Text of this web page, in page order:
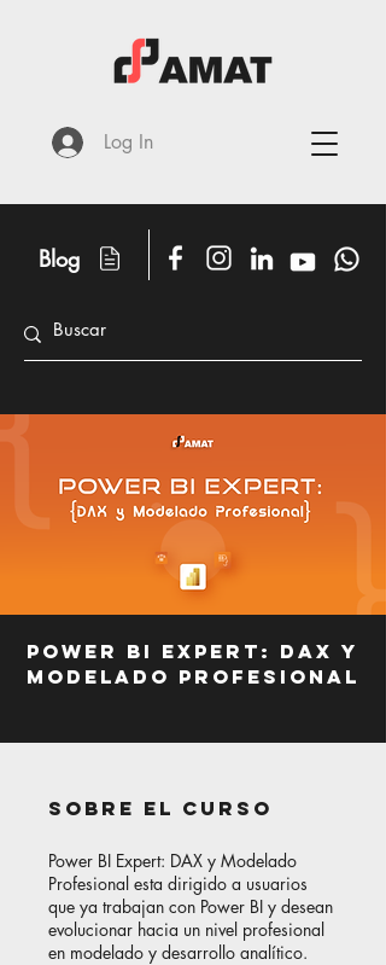
Blog
Log In
Power BI Expert: DAX y
Modelado Profesional
Sobre el curso
Power BI Expert: DAX y Modelado
Profesional esta dirigido a usuarios
que ya trabajan con Power BI y desean
evolucionar hacia un nivel profesional
en modelado y desarrollo analítico.